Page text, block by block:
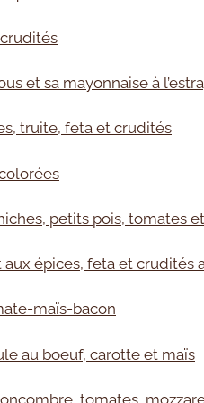
et sa mayonnaise à
truite, feta et crudités
petits pois, tomates
épices, feta et crudités
maïs-bacon
au boeuf, carotte et maïs
tomates,